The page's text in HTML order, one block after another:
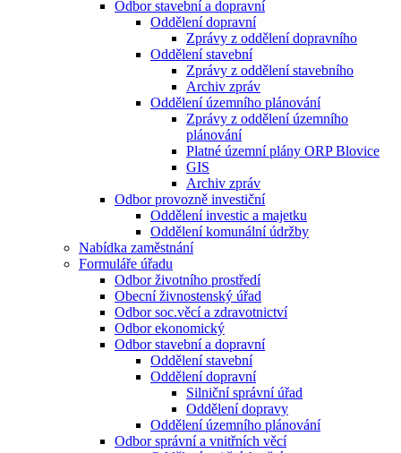
Odbor stavební a dopravní
Oddělení dopravní
Zprávy z oddělení dopravního
Oddělení stavební
Zprávy z oddělení stavebního
Archiv zpráv
Oddělení územního plánování
Zprávy z oddělení územního
plánování
Platné územní plány ORP Blovice
GIS
Archiv zpráv
Odbor provozně investiční
Oddělení investic a majetku
Oddělení komunální údržby
Nabídka zaměstnání
Formuláře úřadu
Odbor životního prostředí
Obecní živnostenský úřad
Odbor soc.věcí a zdravotnictví
Odbor ekonomický
Odbor stavební a dopravní
Oddělení stavební
Oddělení dopravní
Silniční správní úřad
Oddělení dopravy
Oddělení územního plánování
Odbor správní a vnitřních věcí